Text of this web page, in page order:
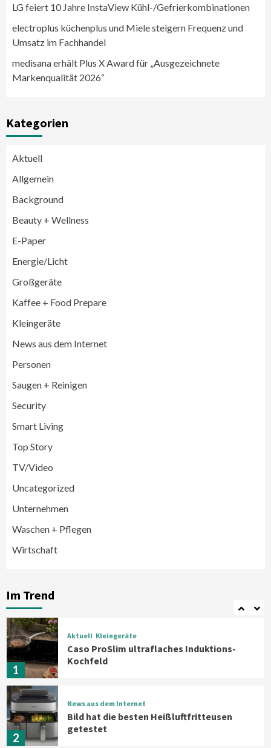
LG feiert 10 Jahre InstaView Kühl-/Gefrierkombinationen
electroplus küchenplus und Miele steigern Frequenz und
Umsatz im Fachhandel
medisana erhält Plus X Award für „Ausgezeichnete
Markenqualität 2026“
Kategorien
Aktuell
Allgemein
Background
Beauty + Wellness
E-Paper
Energie/Licht
Großgeräte
Kaffee + Food Prepare
Kleingeräte
News aus dem Internet
Personen
Saugen + Reinigen
Security
Smart Living
Top Story
TV/Video
Uncategorized
Unternehmen
Waschen + Pflegen
Wirtschaft
Im Trend
3
LG feiert 10 Jahre InstaView
steigern Frequenz und Umsatz im
5
6
Verbraucher setzen immer mehr auf
Klimageräte und Ventilatoren
7
1
Aktuell Kleingeräte
Caso ProSlim ultraflaches Induktions-
Kochfeld
2
News aus dem Internet
Bild hat die besten Heißluftfritteusen
getestet